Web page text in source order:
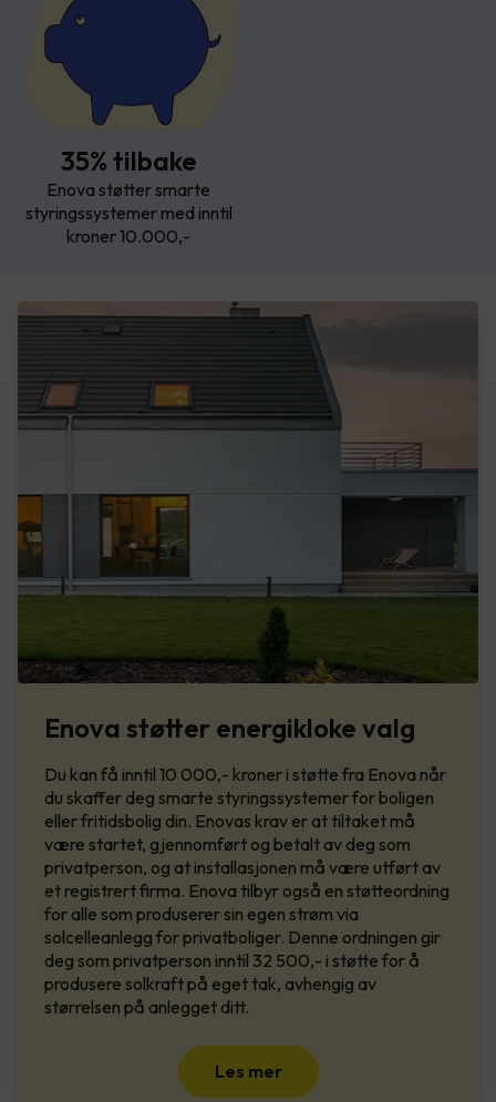
35% tilbake
Enova støtter smarte
styringssystemer med inntil
kroner 10.000,-
Enova støtter energikloke valg
Du kan få inntil 10 000,- kroner i støtte fra Enova når
du skaffer deg smarte styringssystemer for boligen
eller fritidsbolig din. Enovas krav er at tiltaket må
være startet, gjennomført og betalt av deg som
privatperson, og at installasjonen må være utført av
et registrert firma. Enova tilbyr også en støtteordning
for alle som produserer sin egen strøm via
solcelleanlegg for privatboliger. Denne ordningen gir
deg som privatperson inntil 32 500,- i støtte for å
produsere solkraft på eget tak, avhengig av
størrelsen på anlegget ditt.
Les mer